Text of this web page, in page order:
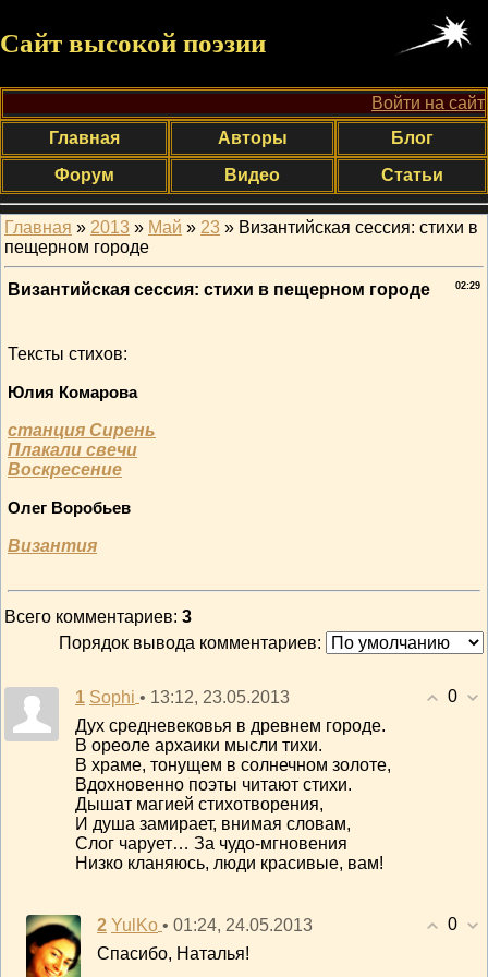
Сайт высокой поэзии
Войти на сайт
Главная
Авторы
Блог
Форум
Видео Статьи
Главная » 2013 » Май » 23 » Византийская сессия: стихи в
пещерном городе
02:29
Византийская сессия: стихи в пещерном городе
Тексты стихов:
Юлия Комарова
станция Сирень
Плакали свечи
Воскресение
Олег Воробьев
Византия
Всего комментариев: 3
Порядок вывода комментариев:
0
1 Sophi • 13:12, 23.05.2013
Дух средневековья в древнем городе.
В ореоле архаики мысли тихи.
В храме, тонущем в солнечном золоте,
Вдохновенно поэты читают стихи.
Дышат магией стихотворения,
И душа замирает, внимая словам,
Слог чарует… За чудо-мгновения
Низко кланяюсь, люди красивые, вам!
0
2 YulKo • 01:24, 24.05.2013
Спасибо, Наталья!